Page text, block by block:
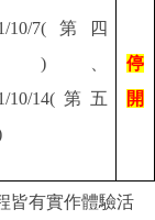
10/7( 第四
)、
10/14(第五
停
開
皆有實作體驗活